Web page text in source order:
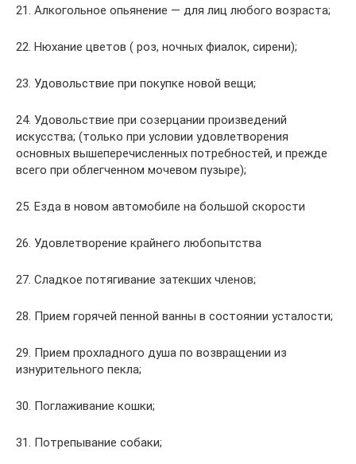
21. Алкогольное опьянение — для лиц любого возраста;
22. Нюхание цветов ( роз, ночных фиалок, сирени);
23. Удовольствие при покупке новой вещи;
24. Удовольствие при созерцании произведений
искусства; (только при условии удовлетворения
основных вышеперечисленных потребностей, и прежде
всего при облегченном мочевом пузыре);
25. Езда в новом автомобиле на большой скорости
26. Удовлетворение крайнего любопытства
27. Сладкое потягивание затекших членов;
28. Прием горячей пенной ванны в состоянии усталости;
29. Прием прохладного душа по возвращении из
изнурительного пекла;
30. Поглаживание кошки;
31. Потрепывание собаки;